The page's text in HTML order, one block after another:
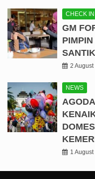
CHECK IN
GM
2 August
NEWS
1